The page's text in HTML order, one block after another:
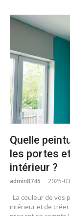
Quelle
les portes
intérieur ?
admin8745 2025-
La couleur de vos
intérieur et de